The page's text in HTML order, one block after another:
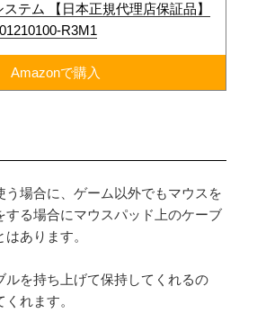
ステム 【日本正規代理店保証品】
R3M1
Amazonで購入
う場合に、ゲーム以外でもマウスを
する場合にマウスパッド上のケーブ
あります。
ルを持ち上げて保持してくれるの
れます。